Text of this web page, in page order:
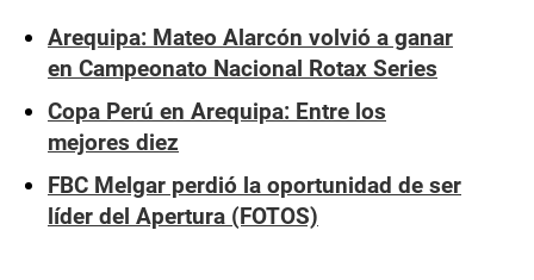
Arequipa: Mateo Alarcón volvió a ganar
en Campeonato Nacional Rotax Series
Copa Perú en Arequipa: Entre los
mejores diez
FBC Melgar perdió la oportunidad de ser
líder del Apertura (FOTOS)